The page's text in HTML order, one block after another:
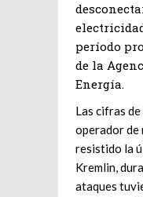
período
de la
Energía.
Las cifras
operador de
resistido la
Kremlin,
ataques